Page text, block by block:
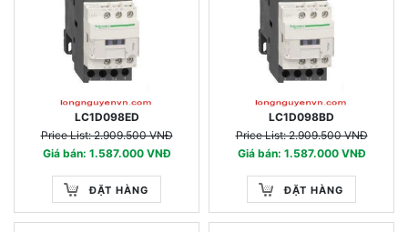
LC1D098ED
Price List: 2.909.500 VNĐ
Giá bán: 1.587.000 VNĐ
ĐẶT HÀNG
LC1D098BD
Price List: 2.909.500 VNĐ
Giá bán: 1.587.000 VNĐ
ĐẶT HÀNG